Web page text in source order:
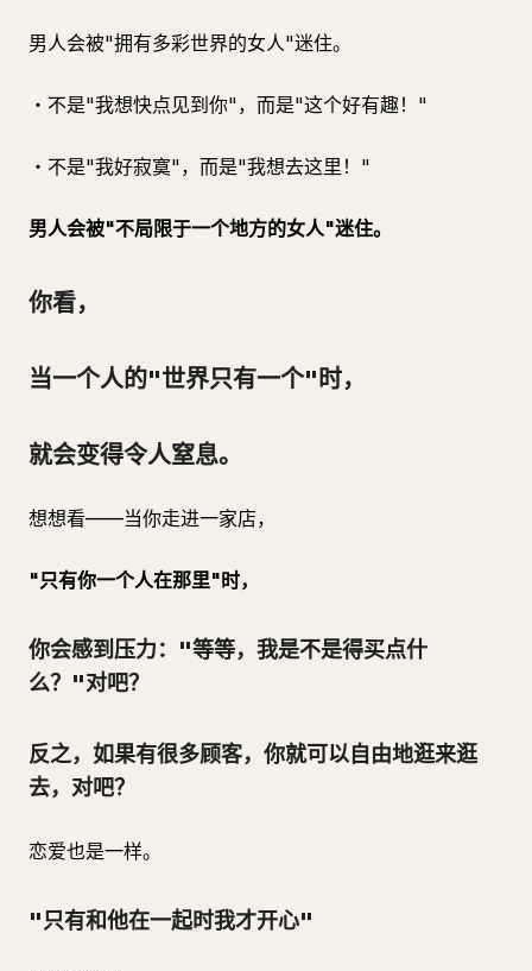
男人会被"拥有多彩世界的女人"迷住。
・不是"我想快点见到你"，而是"这个好有趣！"
・不是"我好寂寞"，而是"我想去这里！"
男人会被"不局限于一个地方的女人"迷住。
你看，
当一个人的"世界只有一个"时，
就会变得令人窒息。
想想看——当你走进一家店，
"只有你一个人在那里"时，
你会感到压力："等等，我是不是得买点什
么？"对吧？
反之，如果有很多顾客，你就可以自由地逛来逛
去，对吧？
恋爱也是一样。
"只有和他在一起时我才开心"